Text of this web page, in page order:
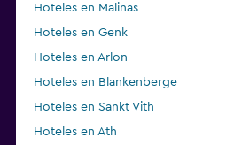
Hoteles en Malinas
Hoteles en Genk
Hoteles en Arlon
Hoteles en Blankenberge
Hoteles en Sankt Vith
Hoteles en Ath